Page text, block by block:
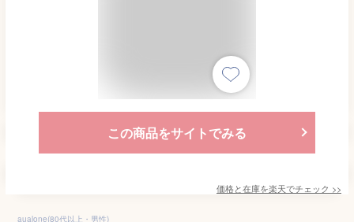
この商品をサイトでみる
価格と在庫を楽天でチェック >>
aualone(80代以上・男性)